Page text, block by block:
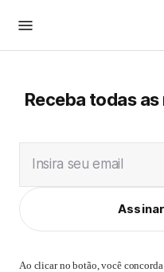
Receba todas
Insira seu email
Ao clicar no botão, você